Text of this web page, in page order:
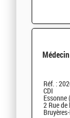
Réf. :
CDI
Essonne
2 Rue